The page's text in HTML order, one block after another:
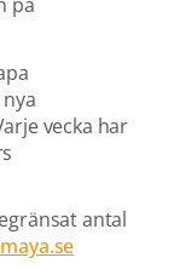
vecka har
antal